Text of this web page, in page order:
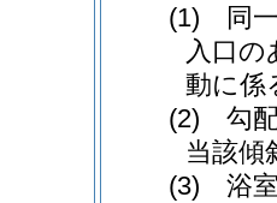
(1)
同
入口の
動に係
(2)
勾
当該傾
(3)
浴